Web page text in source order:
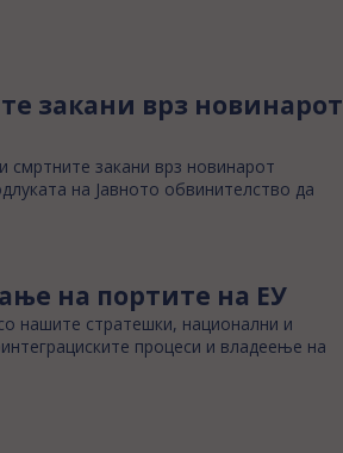
закани врз новинарот
смртните закани врз новинарот
на Јавното обвинителство да
на портите на ЕУ
нашите стратешки, национални и
процеси и владеење на